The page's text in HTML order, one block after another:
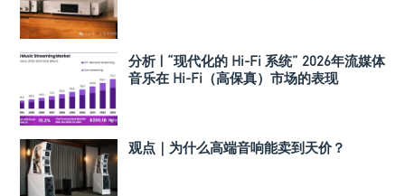
分析 | “现代化的 Hi-Fi 系统” 2026年流媒体
音乐在 Hi-Fi（高保真）市场的表现
观点｜为什么高端音响能卖到天价？